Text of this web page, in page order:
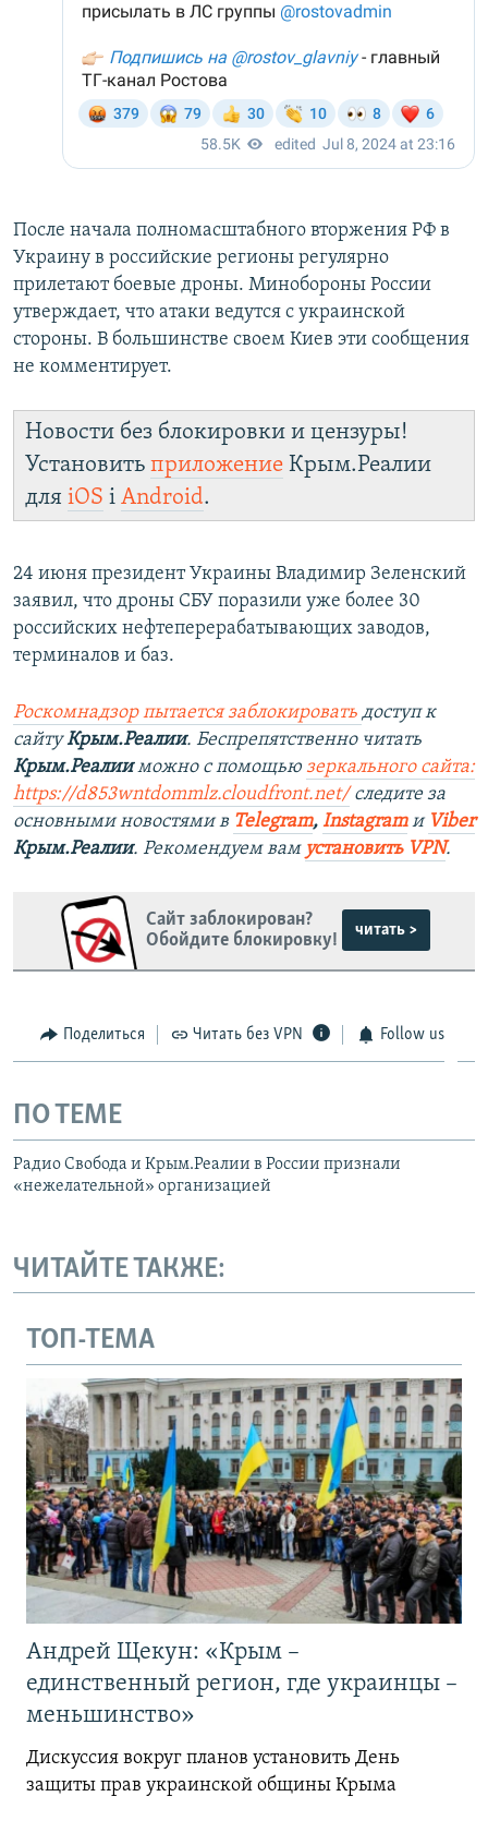
После начала полномасштабного вторжения РФ в
Украину в российские регионы регулярно
прилетают боевые дроны. Минобороны России
утверждает, что атаки ведутся с украинской
стороны. В большинстве своем Киев эти сообщения
не комментирует.
Новости без блокировки и цензуры!
Установить приложение Крым.Реалии
для iOS і Android.
24 июня президент Украины Владимир Зеленский
заявил, что дроны СБУ поразили уже более 30
российских нефтеперерабатывающих заводов,
терминалов и баз.
Роскомнадзор пытается заблокировать доступ к
сайтуКрым.Реалии. Беспрепятственно читать
Крым.Реалииможно с помощью зеркального сайта:
https://d853wntdommlz.cloudfront.net/следите за
основными новостями в Telegram, Instagramи Viber
Крым.Реалии. Рекомендуем вам установить VPN.
Сайт заблокирован?
Обойдите блокировку!
читать >
Поделиться Читать без VPN Follow us
ПО ТЕМЕ
Радио Свобода и Крым.Реалии в России признали
«нежелательной» организацией
ЧИТАЙТЕ ТАКЖЕ:
ТОП-ТЕМА
Андрей Щекун: «Крым –
единственный регион, где украинцы –
меньшинство»
Дискуссия вокруг планов установить День
защиты прав украинской общины Крыма